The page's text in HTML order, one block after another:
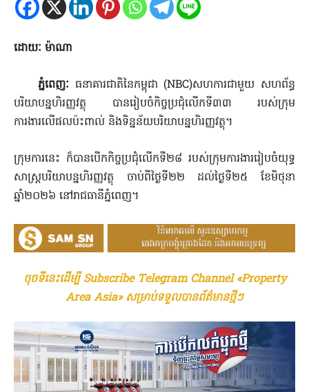
ដោយៈ ម៉ាណា
ភ្នំពេញៈ ធនាគារជាតិនៃកម្ពុជា (NBC)សហការជាមួយ សហព័ន្ធ
បរិយាបន្នហិរញ្ញវត្ថុ បានរៀបចំកិច្ចប្រជុំលើកទី៣៣ របស់ក្រុម
ការងារលើផលប៉ះពាល់ និងទិន្នន័យបរិយាបន្នហិរញ្ញវត្ថុ។
ក្រុមការនេះ ក៏បានបើកកិច្ចប្រជុំលើកទី២៨ របស់ក្រុមការងាររៀបចំយុទ្ធ
សាស្ត្របរិយាបន្នហិរញ្ញវត្ថុ ចាប់ពីថ្ងៃទី២២ ដល់ថ្ងៃទី២៥ ខែមិថុនា
ឆ្នាំ២០២៦ នៅរាជធានីភ្នំពេញ។
ចុចទីនេះដើម្បី Subscribe Telegram Channel «Property
Area Asia» សម្រាប់ទទួលបានព័ត៌មានថ្មីៗ